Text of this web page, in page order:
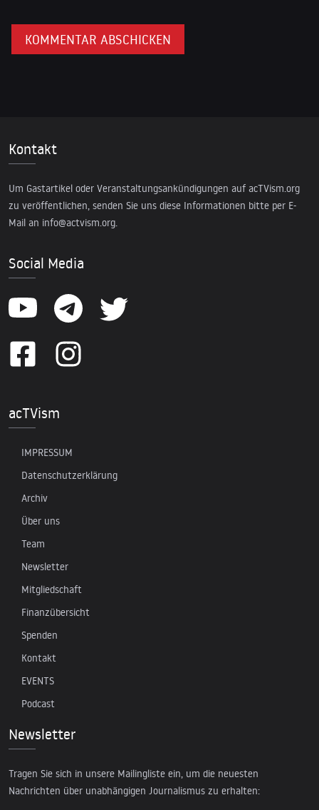
Kontakt
Um Gastartikel oder Veranstaltungsankündigungen auf acTVism.org
zu veröffentlichen, senden Sie uns diese Informationen bitte per E-
Mail an info@actvism.org.
Social Media
acTVism
IMPRESSUM
Datenschutzerklärung
Archiv
Über uns
Team
Newsletter
Mitgliedschaft
Finanzübersicht
Spenden
Kontakt
EVENTS
Podcast
Newsletter
Tragen Sie sich in unsere Mailingliste ein, um die neuesten
Nachrichten über unabhängigen Journalismus zu erhalten: